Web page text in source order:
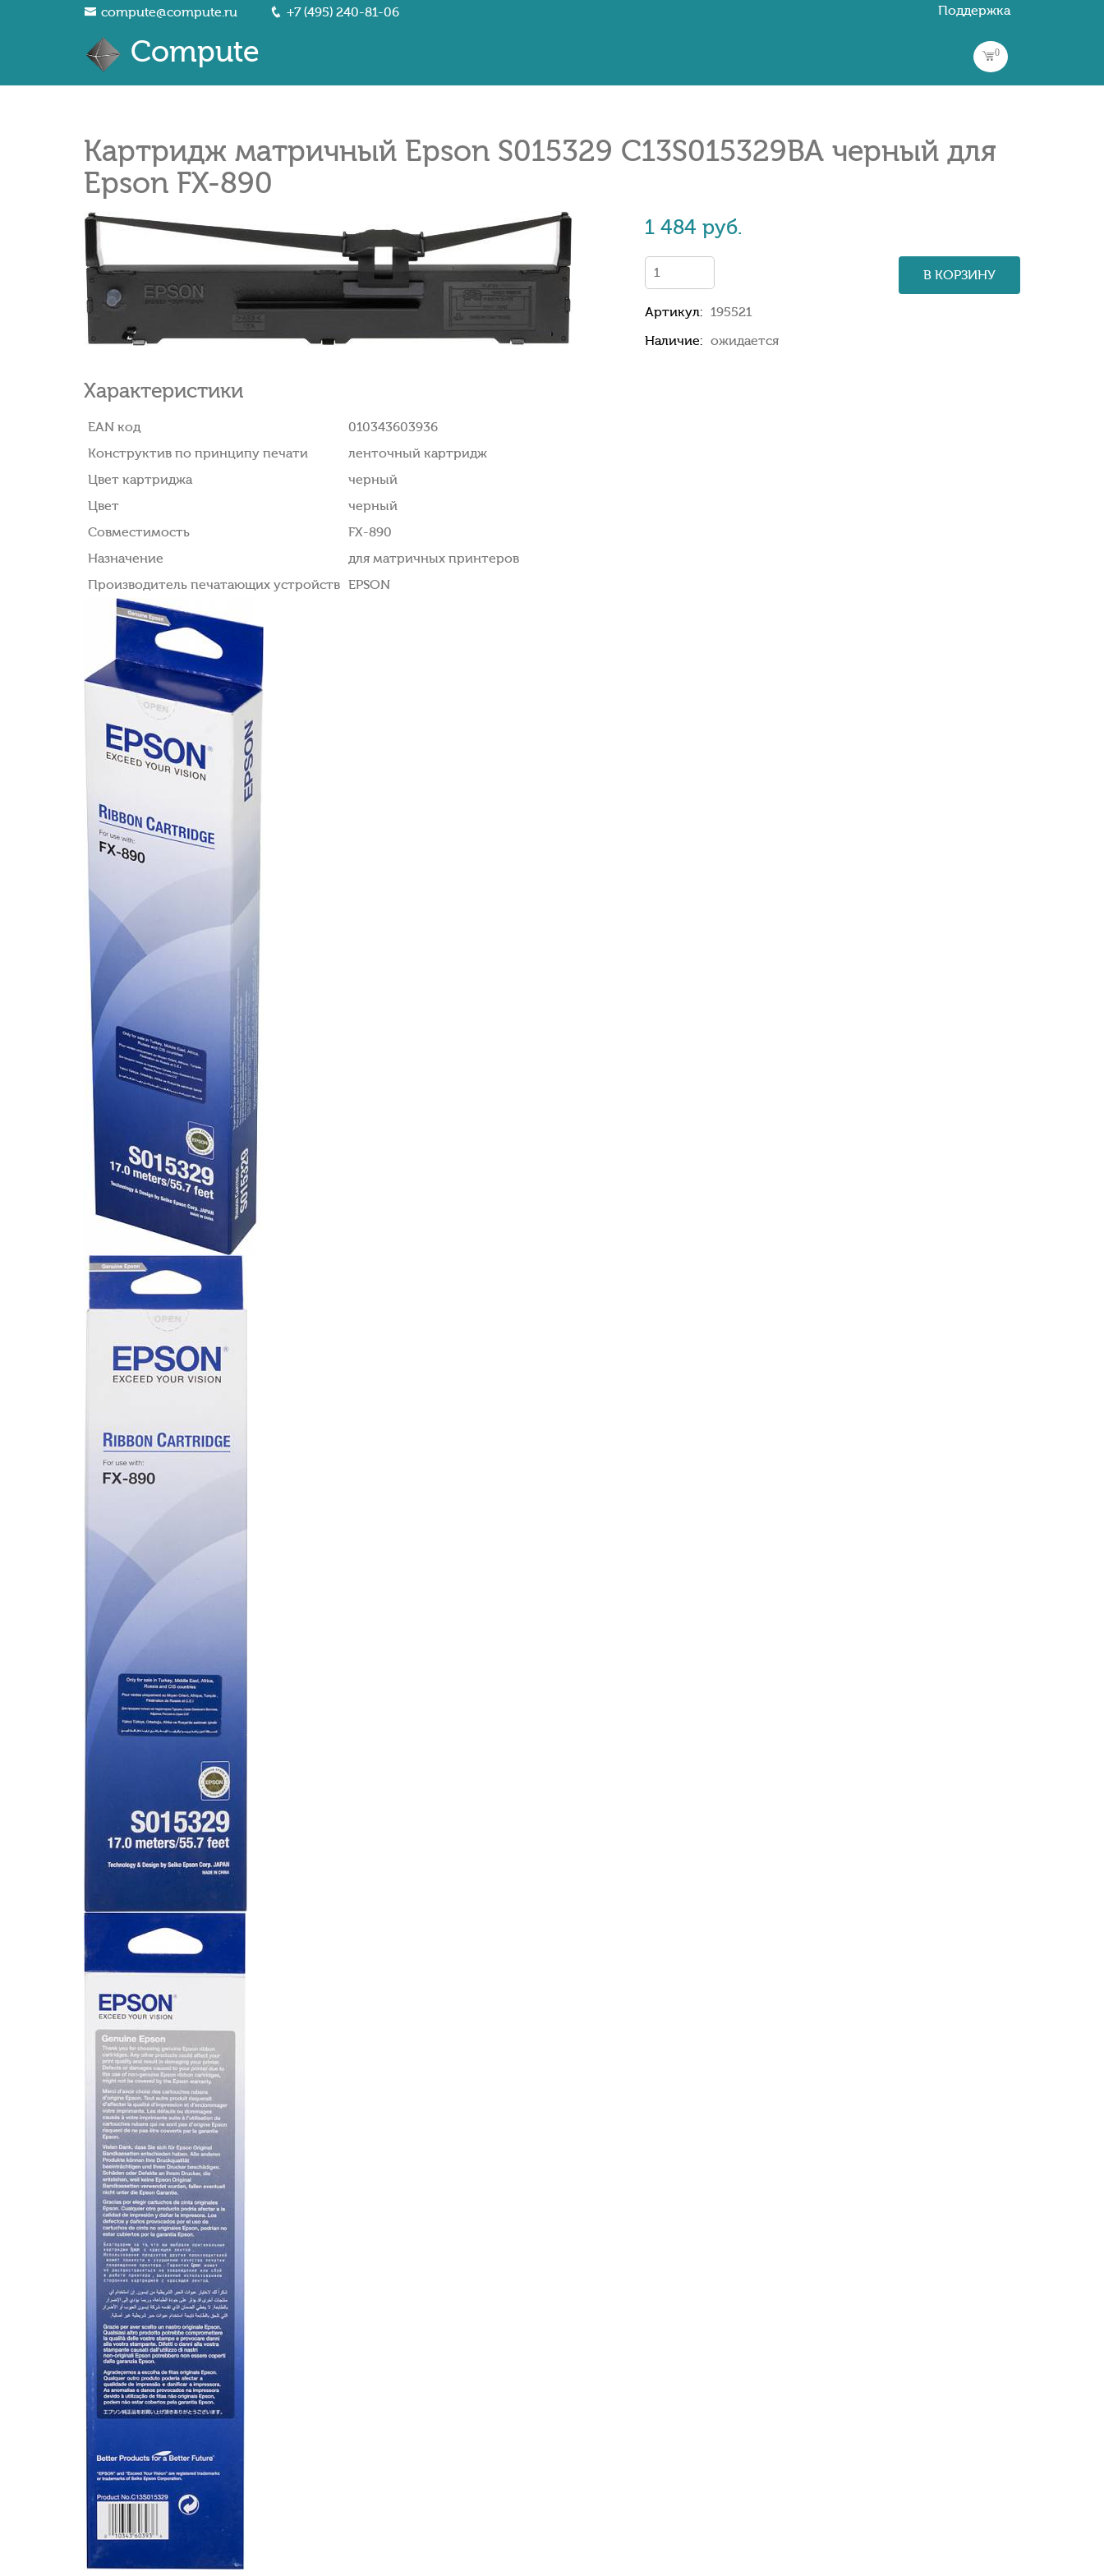
compute@compute.ru +7 (495) 240-81-06 Поддержка
Compute 0
Картридж матричный Epson S015329 C13S015329BA черный для
Epson FX-890
1 484 руб.
В КОРЗИНУ
Артикул: 195521
Наличие: ожидается
Характеристики
EAN код
010343603936
Конструктив по принципу печати
ленточный картридж
Цвет картриджа
черный
Цвет
черный
Совместимость
FX-890
Назначение
для матричных принтеров
Производитель печатающих устройств EPSON